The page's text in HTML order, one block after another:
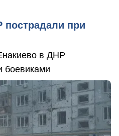
при
в ДНР
боевиками